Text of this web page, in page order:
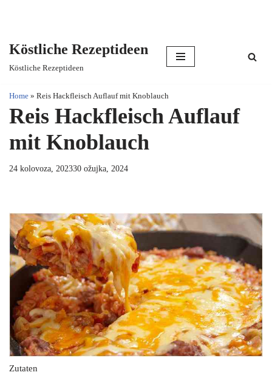
content
Köstliche Rezeptideen
Köstliche Rezeptideen
Home » Reis Hackfleisch Auflauf mit Knoblauch
Reis Hackfleisch Auflauf
mit Knoblauch
24 kolovoza, 202330 ožujka, 2024
Zutaten